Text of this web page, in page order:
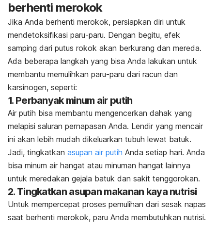
berhenti merokok
Jika Anda berhenti merokok, persiapkan diri untuk
mendetoksifikasi paru-paru. Dengan begitu, efek
samping dari putus rokok akan berkurang dan mereda.
Ada beberapa langkah yang bisa Anda lakukan untuk
membantu memulihkan paru-paru dari racun dan
karsinogen, seperti:
1. Perbanyak minum air putih
Air putih bisa membantu mengencerkan dahak yang
melapisi saluran pernapasan Anda. Lendir yang mencair
ini akan lebih mudah dikeluarkan tubuh lewat batuk.
Jadi, tingkatkan asupan air putih Anda setiap hari. Anda
bisa minum air hangat atau minuman hangat lainnya
untuk meredakan gejala batuk dan sakit tenggorokan.
2. Tingkatkan asupan makanan kaya nutrisi
Untuk mempercepat proses pemulihan dari sesak napas
saat berhenti merokok, paru Anda membutuhkan nutrisi.